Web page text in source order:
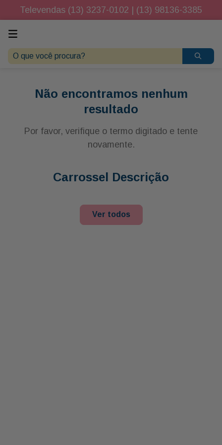
Televendas (13) 3237-0102 | (13) 98136-3385
O que você procura?
Não encontramos nenhum
resultado
Por favor, verifique o termo digitado e tente
novamente.
Carrossel Descrição
Ver todos